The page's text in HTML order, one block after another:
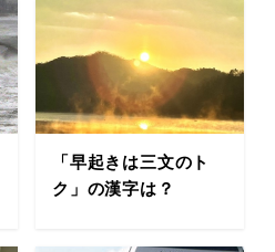
「早起きは三文のト
ク」の漢字は？